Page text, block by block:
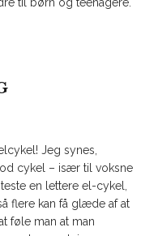
Jeg synes,
cykel – især til voksne
en lettere el-cykel,
flere kan få glæde af at
føle man at man